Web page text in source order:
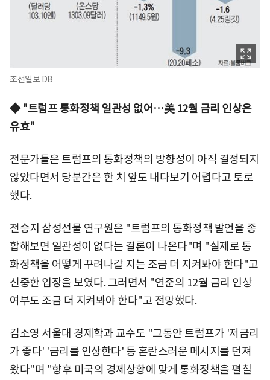
조선일보 DB
◆ "트럼프 통화정책 일관성 없어…美 12월 금리 인상은
유효"
전문가들은 트럼프의 통화정책의 방향성이 아직 결정되지
않았다면서 당분간은 한 치 앞도 내다보기 어렵다고 토로
했다.
전승지 삼성선물 연구원은 "트럼프의 통화정책 발언을 종
합해보면 일관성이 없다는 결론이 나온다"며 "실제로 통
화정책을 어떻게 꾸려나갈 지는 조금 더 지켜봐야 한다"고
신중한 입장을 보였다. 그러면서 "연준의 12월 금리 인상
여부도 조금 더 지켜봐야 한다"고 전망했다.
김소영 서울대 경제학과 교수도 "그동안 트럼프가 '저금리
가 좋다' '금리를 인상한다' 등 혼란스러운 메시지를 던져
왔다"며 "향후 미국의 경제상황에 맞게 통화정책을 펼칠